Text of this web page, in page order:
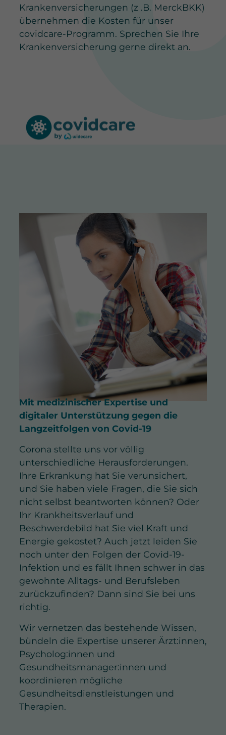
Krankenversicherungen (z .B. MerckBKK)
übernehmen die Kosten für unser
covidcare-Programm. Sprechen Sie Ihre
Krankenversicherung gerne direkt an.
Mit medizinischer Expertise und
digitaler Unterstützung gegen die
Langzeitfolgen von Covid-19
Corona stellte uns vor völlig
unterschiedliche Herausforderungen.
Ihre Erkrankung hat Sie verunsichert,
und Sie haben viele Fragen, die Sie sich
nicht selbst beantworten können? Oder
Ihr Krankheitsverlauf und
Beschwerdebild hat Sie viel Kraft und
Energie gekostet? Auch jetzt leiden Sie
noch unter den Folgen der Covid-19-
Infektion und es fällt Ihnen schwer in das
gewohnte Alltags- und Berufsleben
zurückzufinden? Dann sind Sie bei uns
richtig.
Wir vernetzen das bestehende Wissen,
bündeln die Expertise unserer Ärzt:innen,
Psycholog:innen und
Gesundheitsmanager:innen und
koordinieren mögliche
Gesundheitsdienstleistungen und
Therapien.